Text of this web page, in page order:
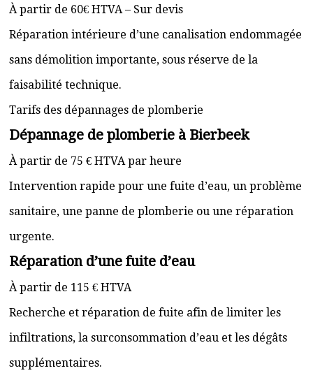
À partir de 60€ HTVA – Sur devis
Réparation intérieure d’une canalisation endommagée
sans démolition importante, sous réserve de la
faisabilité technique.
Tarifs des dépannages de plomberie
Dépannage de plomberie à Bierbeek
À partir de 75 € HTVA par heure
Intervention rapide pour une fuite d’eau, un problème
sanitaire, une panne de plomberie ou une réparation
urgente.
Réparation d’une fuite d’eau
À partir de 115 € HTVA
Recherche et réparation de fuite afin de limiter les
infiltrations, la surconsommation d’eau et les dégâts
supplémentaires.